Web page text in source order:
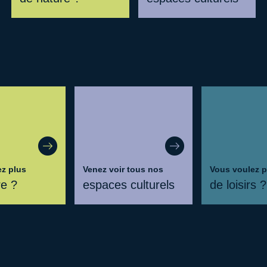
plus
?
Venez voir tous nos
espaces culturels
Vous voulez
de loisirs ?